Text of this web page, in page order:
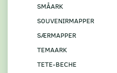
SMÅARK
S0UVENIRMAPPER
SÆRMAPPER
TEMAARK
TETE-BECHE